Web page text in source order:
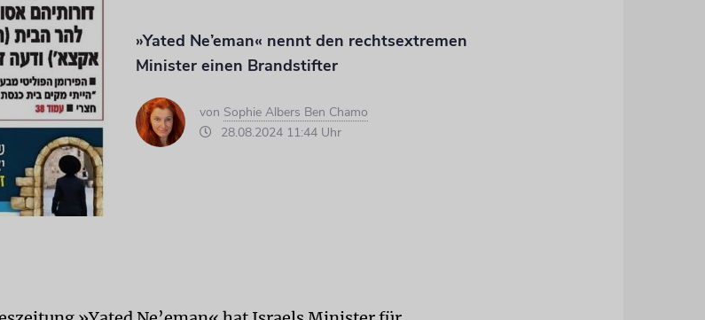
»Yated Ne’eman« nennt den rechtsextremen
Minister einen Brandstifter
von Sophie Albers Ben Chamo
28.08.2024 11:44 Uhr